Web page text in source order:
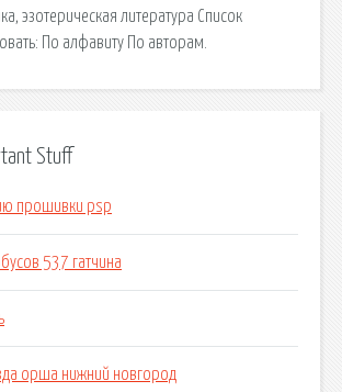
эзотерическая литература Список
По алфавиту По авторам.
Stuff
прошивки psp
537 гатчина
орша нижний новгород